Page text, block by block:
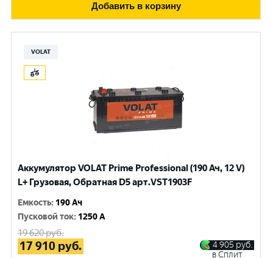
Добавить в корзину
VOLAT
Аккумулятор VOLAT Prime Professional (190 Ач, 12 V)
L+ Грузовая, Обратная D5 арт.VST1903F
Емкость: 190 Ач
Пусковой ток: 1250 A
19 620руб.
17 910 руб. 4 905 руб.
в Сплит